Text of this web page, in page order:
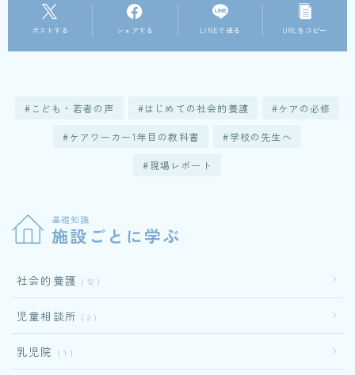
ポストする シェアする LINEで送る URLをコピー
こども・若者の声 はじめての社会的養護 ケアの必修
ケアワーカー1年目の教科書 学校の先生へ
現場レポート
基礎知識
施設ごとに学ぶ
社会的養護 12
児童相談所 2
乳児院 1